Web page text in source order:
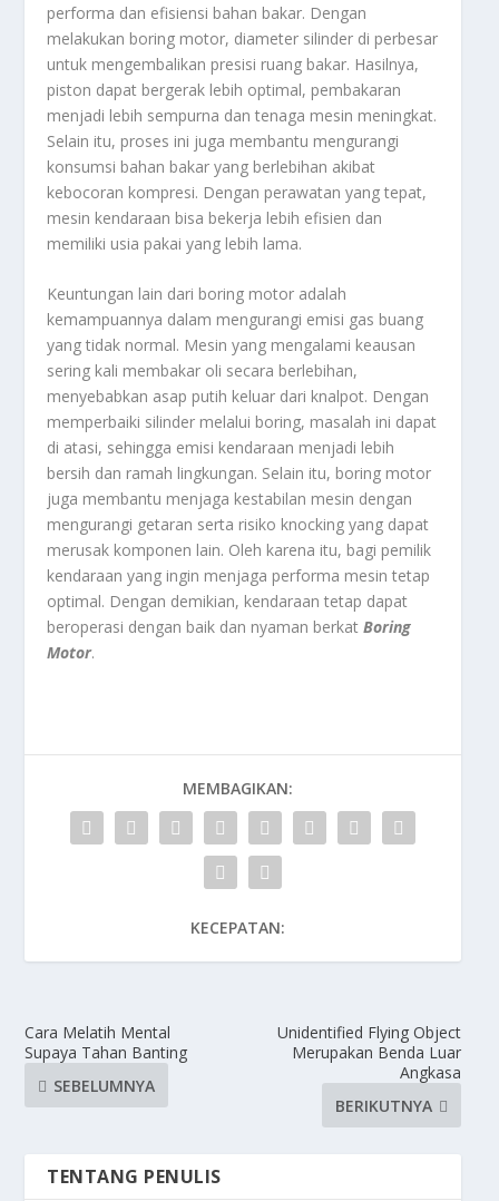
performa dan efisiensi bahan bakar. Dengan
melakukan boring motor, diameter silinder di perbesar
untuk mengembalikan presisi ruang bakar. Hasilnya,
piston dapat bergerak lebih optimal, pembakaran
menjadi lebih sempurna dan tenaga mesin meningkat.
Selain itu, proses ini juga membantu mengurangi
konsumsi bahan bakar yang berlebihan akibat
kebocoran kompresi. Dengan perawatan yang tepat,
mesin kendaraan bisa bekerja lebih efisien dan
memiliki usia pakai yang lebih lama.
Keuntungan lain dari boring motor adalah
kemampuannya dalam mengurangi emisi gas buang
yang tidak normal. Mesin yang mengalami keausan
sering kali membakar oli secara berlebihan,
menyebabkan asap putih keluar dari knalpot. Dengan
memperbaiki silinder melalui boring, masalah ini dapat
di atasi, sehingga emisi kendaraan menjadi lebih
bersih dan ramah lingkungan. Selain itu, boring motor
juga membantu menjaga kestabilan mesin dengan
mengurangi getaran serta risiko knocking yang dapat
merusak komponen lain. Oleh karena itu, bagi pemilik
kendaraan yang ingin menjaga performa mesin tetap
optimal. Dengan demikian, kendaraan tetap dapat
beroperasi dengan baik dan nyaman berkatBoring
Motor.
MEMBAGIKAN:
KECEPATAN:
Cara Melatih Mental
Supaya Tahan Banting
SEBELUMNYA
Unidentified Flying Object
Merupakan Benda Luar
Angkasa
BERIKUTNYA
TENTANG PENULIS